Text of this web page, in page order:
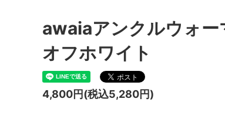
awaiaアンクルウォー
オフホワイト
4,800円(税込5,280円)